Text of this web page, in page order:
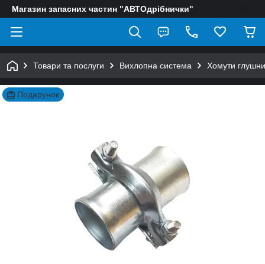
Магазин запасних частин "АВТОдрібнички"
Товари та послуги Вихлопна система Хомути
Подарунок